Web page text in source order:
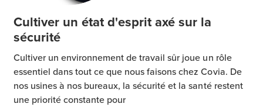
Cultiver un état d'esprit axé sur la
sécurité
Cultiver un environnement de travail sûr joue un rôle
essentiel dans tout ce que nous faisons chez Covia. De
nos usines à nos bureaux, la sécurité et la santé restent
une priorité constante pour